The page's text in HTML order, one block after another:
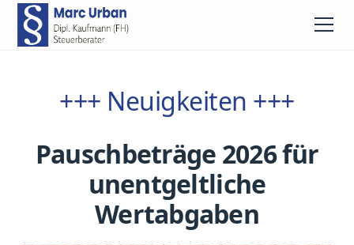
+++ Neuigkeiten +++
Pauschbeträge 2026 für
unentgeltliche
Wertabgaben